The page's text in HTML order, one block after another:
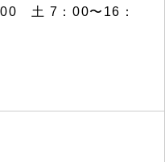
土 7：00〜16：